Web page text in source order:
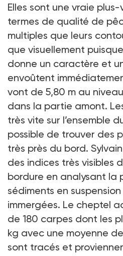
Elles sont une vraie
termes de qualité de
multiples que leurs
que visuellement
donne un caractère et
envoûtent
vont de 5,80 m au
dans la partie amont.
très vite sur l’ensemble
possible de trouver des
très près du bord.
des indices très visibles
bordure en analysant la
sédiments en
immergées. Le cheptel
de 180 carpes dont les
kg avec une moyenne
sont tracés et